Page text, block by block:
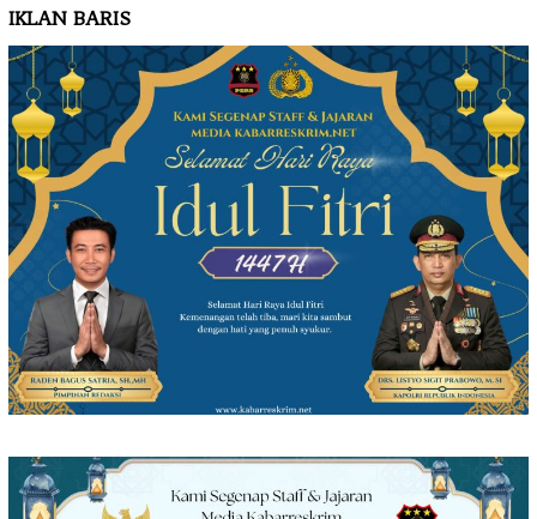
IKLAN BARIS